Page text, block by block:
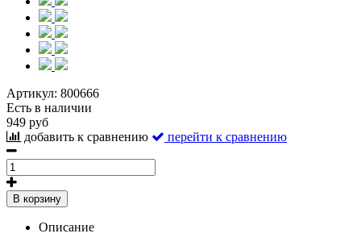
Артикул: 800666
Есть в наличии
949 руб
добавить к сравнению
перейти к сравнению
В корзину
Описание